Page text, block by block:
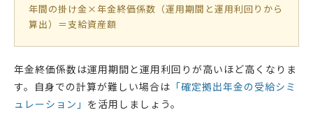
年間の掛け金×年金終価係数（運用期間と運用利回りから
算出）＝支給資産額
年金終価係数は運用期間と運用利回りが高いほど高くなりま
す。自身での計算が難しい場合は 「確定拠出年金の受給シミ
ュレーション」 を活用しましょう。